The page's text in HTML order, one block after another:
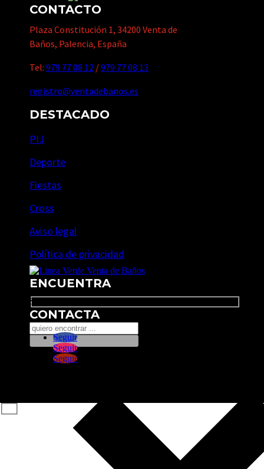
CONTACTO
Plaza Constitución 1, 34200 Venta de
Baños, Palencia, España
Tel: 979 77 08 12 /979 77 08 13
registro@ventadebanos.es
DESTACADO
PIJ
Deporte
Fiestas
Cross
Aviso legal
Política de privacidad
ENCUENTRA
Search
CONTACTA
Seguir
Seguir
Seguir